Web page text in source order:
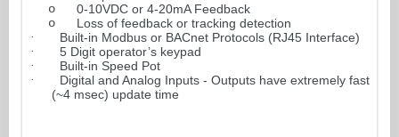
o 0-10VDC or 4-20mA Feedback
o Loss of feedback or tracking detection
· Built-in Modbus or BACnet Protocols (RJ45 Interface)
· 5 Digit operator’s keypad
· Built-in Speed Pot
· Digital and Analog Inputs - Outputs have extremely fast
(~4 msec) update time